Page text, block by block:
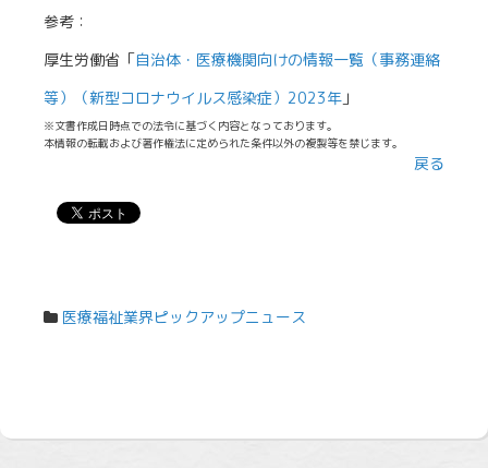
参考：
厚生労働省「自治体・医療機関向けの情報一覧（事務連絡
等）（新型コロナウイルス感染症）2023年 」
※文書作成日時点での法令に基づく内容となっております。
本情報の転載および著作権法に定められた条件以外の複製等を禁じます。
戻る
医療福祉業界ピックアップニュース